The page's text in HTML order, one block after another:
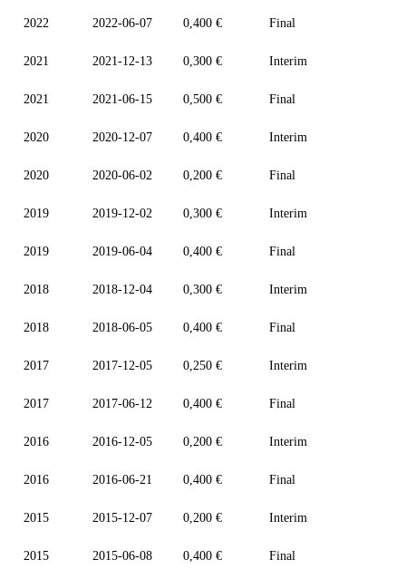
2022 2022-06-07 0,400 € Final
2021 2021-12-13 0,300 € Interim
2021 2021-06-15 0,500 € Final
2020 2020-12-07 0,400 € Interim
2020 2020-06-02 0,200 € Final
2019 2019-12-02 0,300 € Interim
2019 2019-06-04 0,400 € Final
2018 2018-12-04 0,300 € Interim
2018 2018-06-05 0,400 € Final
2017 2017-12-05 0,250 € Interim
2017 2017-06-12 0,400 € Final
2016 2016-12-05 0,200 € Interim
2016 2016-06-21 0,400 € Final
2015 2015-12-07 0,200 € Interim
2015 2015-06-08 0,400 € Final